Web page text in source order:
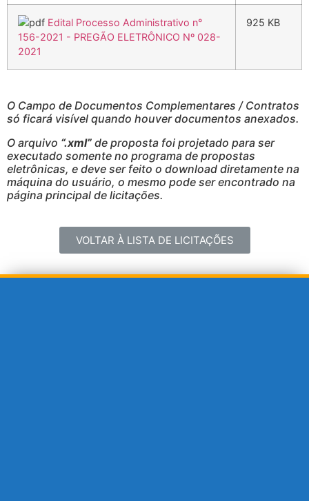
Edital Processo Administrativo n°
156-2021 - PREGÃO ELETRÔNICO Nº 028-
2021
925 KB
O Campo de Documentos Complementares / Contratos
só ficará visível quando houver documentos anexados.
O arquivo “.xml” de proposta foi projetado para ser
executado somente no programa de propostas
eletrônicas, e deve ser feito o download diretamente na
máquina do usuário, o mesmo pode ser encontrado na
página principal de licitações.
VOLTAR À LISTA DE LICITAÇÕES